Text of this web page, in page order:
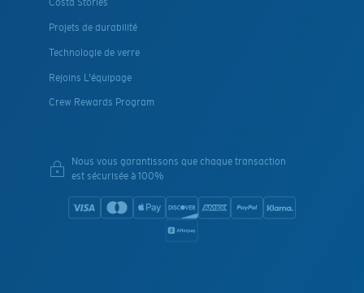
Costa Stories
Projets de durabilité
Technologie de verre
Rejoins L'équipage
Crew Rewards Program
Nous vous garantissons que chaque transaction
est sécurisée à 100%